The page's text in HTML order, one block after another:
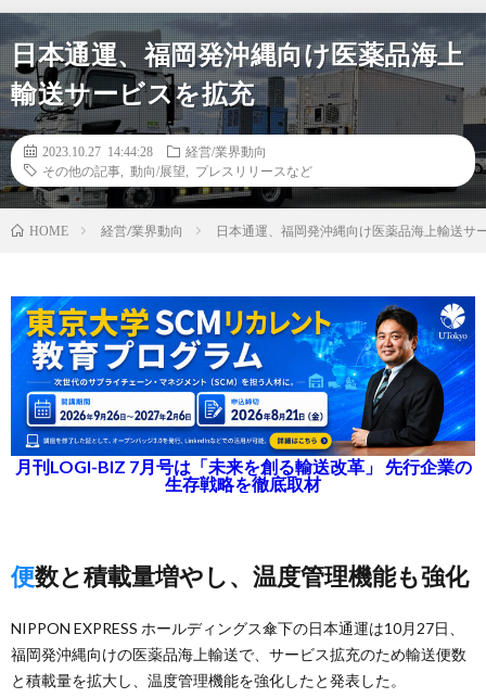
日本通運、福岡発沖縄向け医薬品海上
輸送サービスを拡充
2023.10.27 14:44:28
経営/業界動向
その他の記事
動向/展望 プレスリリースなど
HOME 経営/業界動向 日本通運、福岡発沖縄向け医薬品海上輸送サ
月刊LOGI-BIZ 7月号は「未来を創る輸送改革」 先行企業の
生存戦略を徹底取材
便数と積載量増やし、温度管理機能も強化
NIPPON EXPRESS ホールディングス傘下の日本通運は10月27日、
福岡発沖縄向けの医薬品海上輸送で、サービス拡充のため輸送便数
と積載量を拡大し、温度管理機能を強化したと発表した。